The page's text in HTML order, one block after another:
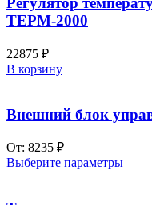
ТЕРМ-2000
22875 ₽
В корзину
Внешний блок
От: 8235 ₽
Выберите параметры